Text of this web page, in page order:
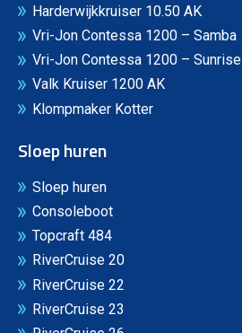
Harderwijkkruiser 10.50 AK
Vri-Jon Contessa 1200 – Samba
Vri-Jon Contessa 1200 – Sunrise
Valk Kruiser 1200 AK
Klompmaker Kotter
Sloep huren
Sloep huren
Consoleboot
Topcraft 484
RiverCruise 20
RiverCruise 22
RiverCruise 23